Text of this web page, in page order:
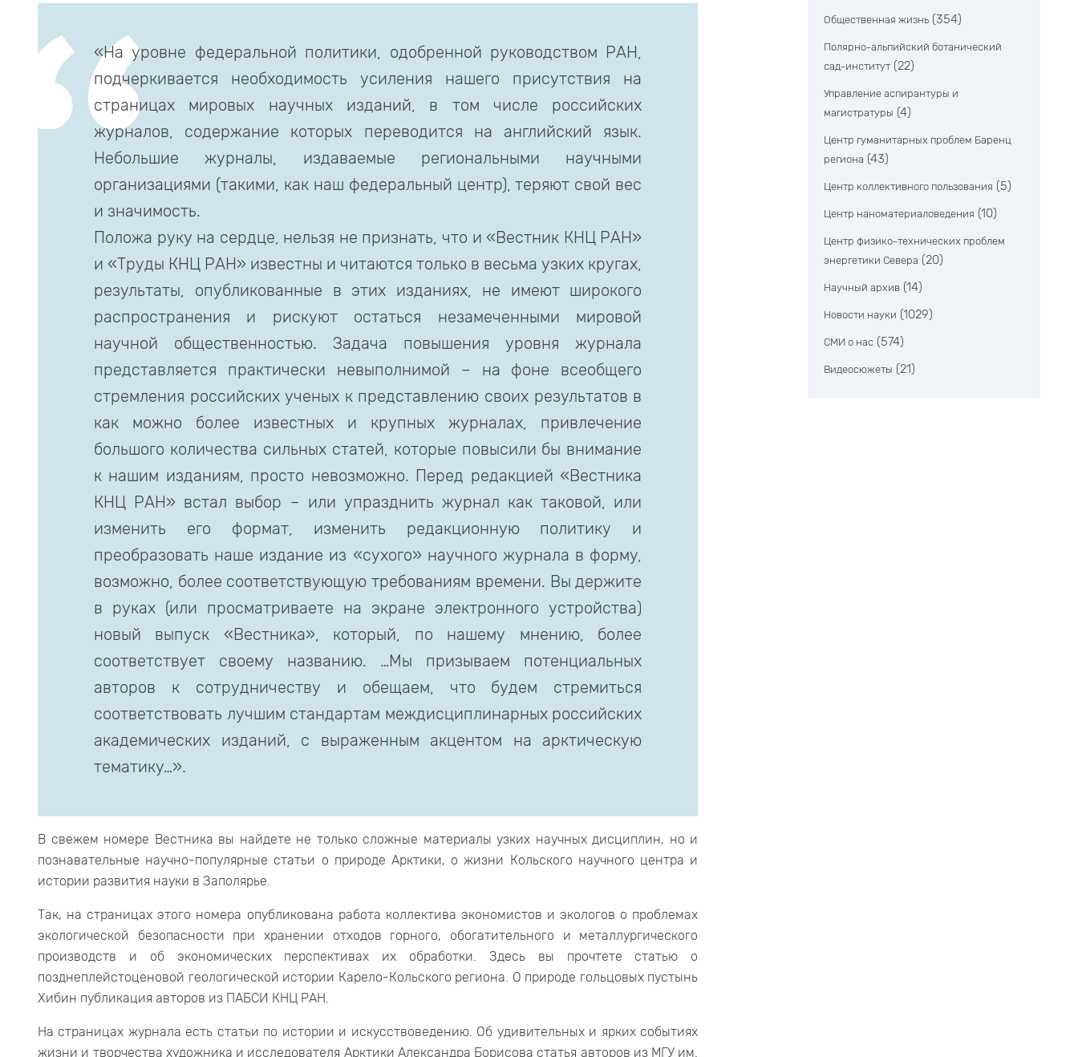
«На уровне федеральной политики, одобренной руководством РАН,
подчеркивается необходимость усиления нашего присутствия на
страницах мировых научных изданий, в том числе российских
журналов, содержание которых переводится на английский язык.
Небольшие журналы, издаваемые региональными научными
организациями (такими, как наш федеральный центр), теряют свой вес
и значимость.
Положа руку на сердце, нельзя не признать, что и «Вестник КНЦ РАН»
и «Труды КНЦ РАН» известны и читаются только в весьма узких кругах,
результаты, опубликованные в этих изданиях, не имеют широкого
распространения и рискуют остаться незамеченными мировой
научной общественностью. Задача повышения уровня журнала
представляется практически невыполнимой – на фоне всеобщего
стремления российских ученых к представлению своих результатов в
как можно более известных и крупных журналах, привлечение
большого количества сильных статей, которые повысили бы внимание
к нашим изданиям, просто невозможно. Перед редакцией «Вестника
КНЦ РАН» встал выбор – или упразднить журнал как таковой, или
изменить его формат, изменить редакционную политику и
преобразовать наше издание из «сухого» научного журнала в форму,
возможно, более соответствующую требованиям времени. Вы держите
в руках (или просматриваете на экране электронного устройства)
новый выпуск «Вестника», который, по нашему мнению, более
соответствует своему названию. …Мы призываем потенциальных
авторов к сотрудничеству и обещаем, что будем стремиться
соответствовать лучшим стандартам междисциплинарных российских
академических изданий, с выраженным акцентом на арктическую
тематику…».
В свежем номере Вестника вы найдете не только сложные материалы узких научных дисциплин, но и
познавательные научно-популярные статьи о природе Арктики, о жизни Кольского научного центра и
истории развития науки в Заполярье.
Так, на страницах этого номера опубликована работа коллектива экономистов и экологов о проблемах
экологической безопасности при хранении отходов горного, обогатительного и металлургического
производств и об экономических перспективах их обработки. Здесь вы прочтете статью о
позднеплейстоценовой геологической истории Карело-Кольского региона. О природе гольцовых пустынь
Хибин публикация авторов из ПАБСИ КНЦ РАН.
На страницах журнала есть статьи по истории и искусствоведению. Об удивительных и ярких событиях
жизни и творчества художника и исследователя Арктики Александра Борисова статья авторов из МГУ им.
Общественная жизнь (354)
Полярно-альпийский ботанический
сад-институт (22)
Управление аспирантуры и
магистратуры (4)
Центр гуманитарных проблем Баренц
региона (43)
Центр коллективного пользования (5)
Центр наноматериаловедения (10)
Центр физико-технических проблем
энергетики Севера (20)
Научный архив (14)
Новости науки (1029)
СМИ о нас (574)
Видеосюжеты (21)